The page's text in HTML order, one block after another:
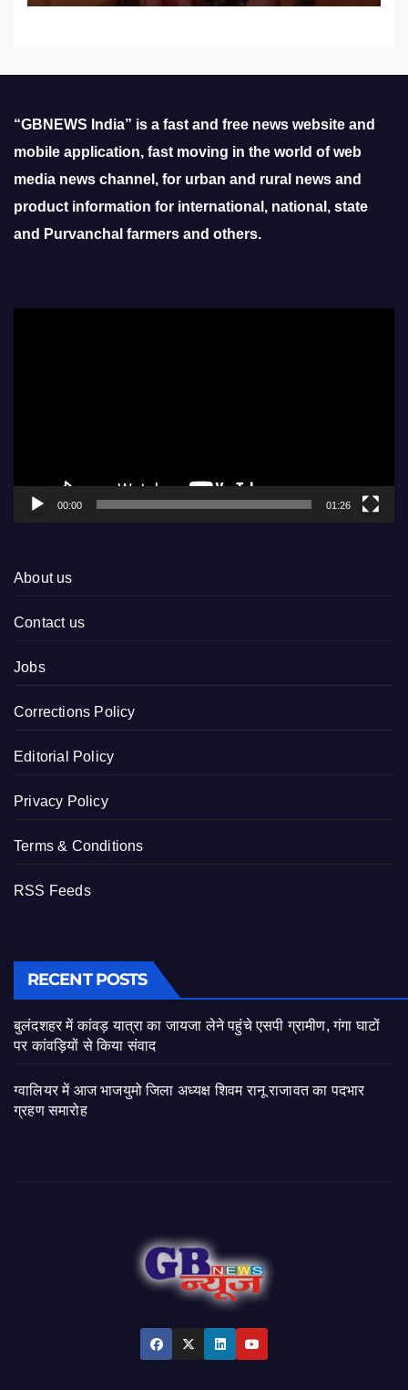
“GBNEWS India” is a fast and free news website and
mobile application, fast moving in the world of web
media news channel, for urban and rural news and
product information for international, national, state
and Purvanchal farmers and others.
00:00 01:26
About us
Contact us
Jobs
Corrections Policy
Editorial Policy
Privacy Policy
Terms & Conditions
RSS Feeds
RECENT POSTS
बुलंदशहर में कांवड़ यात्रा का जायजा लेने पहुंचे एसपी ग्रामीण, गंगा घाटों
पर कांवड़ियों से किया संवाद
ग्वालियर में आज भाजयुमो जिला अध्यक्ष शिवम रानू राजावत का पदभार
ग्रहण समारोह